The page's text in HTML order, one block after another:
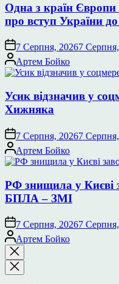
Одна з країн Європи
про вступ України
7 Серпня, 20267
Опубліковано
Артем Бойко
Усик відзначив у
Хижняка
7 Серпня, 20267
Опубліковано
Артем Бойко
РФ знищила у Києві
БПЛА – ЗМІ
7 Серпня, 20267
Опубліковано
Артем Бойко
Закрити
пошук